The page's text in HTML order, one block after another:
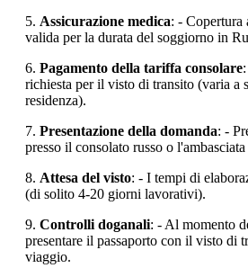
5. Assicurazione medica: - Copertura
valida per la durata del soggiorno in
6. Pagamento della tariffa consolare
richiesta per il visto di transito (varia a
residenza).
7. Presentazione della domanda: -
presso il consolato russo o
8. Attesa del visto: - I tempi di
(di solito 4-20 giorni lavorativi).
9. Controlli doganali: - Al momento
presentare il passaporto con il visto di
viaggio.